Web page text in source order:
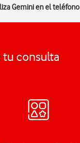
Gemini en el teléfono
consulta